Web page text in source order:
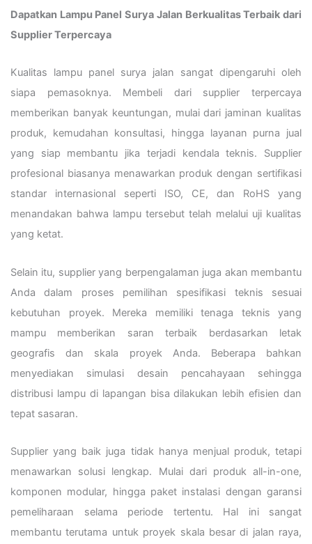
Dapatkan Lampu Panel Surya Jalan Berkualitas Terbaik dari
Supplier Terpercaya
Kualitas lampu panel surya jalan sangat dipengaruhi oleh
siapa pemasoknya. Membeli dari supplier terpercaya
memberikan banyak keuntungan, mulai dari jaminan kualitas
produk, kemudahan konsultasi, hingga layanan purna jual
yang siap membantu jika terjadi kendala teknis. Supplier
profesional biasanya menawarkan produk dengan sertifikasi
standar internasional seperti ISO, CE, dan RoHS yang
menandakan bahwa lampu tersebut telah melalui uji kualitas
yang ketat.
Selain itu, supplier yang berpengalaman juga akan membantu
Anda dalam proses pemilihan spesifikasi teknis sesuai
kebutuhan proyek. Mereka memiliki tenaga teknis yang
mampu memberikan saran terbaik berdasarkan letak
geografis dan skala proyek Anda. Beberapa bahkan
menyediakan simulasi desain pencahayaan sehingga
distribusi lampu di lapangan bisa dilakukan lebih efisien dan
tepat sasaran.
Supplier yang baik juga tidak hanya menjual produk, tetapi
menawarkan solusi lengkap. Mulai dari produk all-in-one,
komponen modular, hingga paket instalasi dengan garansi
pemeliharaan selama periode tertentu. Hal ini sangat
membantu terutama untuk proyek skala besar di jalan raya,